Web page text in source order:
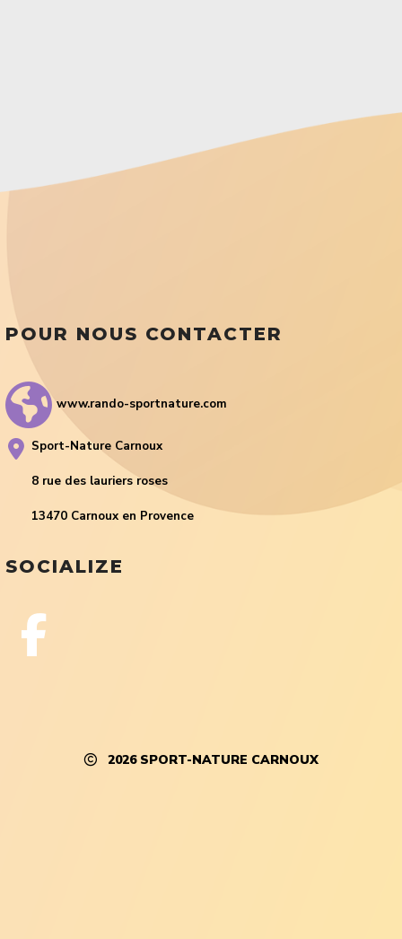
POUR NOUS CONTACTER
www.rando-sportnature.com
Sport-Nature Carnoux
8 rue des lauriers roses
13470 Carnoux en Provence
SOCIALIZE
2026 SPORT-NATURE CARNOUX